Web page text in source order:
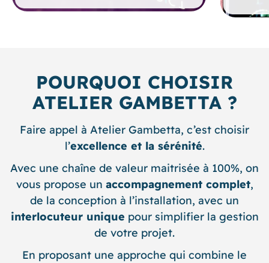
POURQUOI CHOISIR
ATELIER GAMBETTA ?
Faire appel à Atelier Gambetta, c’est choisir
l’excellence et la sérénité.
Avec une chaîne de valeur maitrisée à 100%, on
vous propose un accompagnement complet,
de la conception à l’installation, avec un
interlocuteur unique pour simplifier la gestion
de votre projet.
En proposant une approche qui combine le